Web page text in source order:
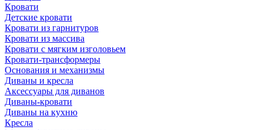
Кровати
Детские кровати
Кровати из гарнитуров
Кровати из массива
Кровати с мягким изголовьем
Кровати-трансформеры
Основания и механизмы
Диваны и кресла
Аксессуары для диванов
Диваны-кровати
Диваны на кухню
Кресла